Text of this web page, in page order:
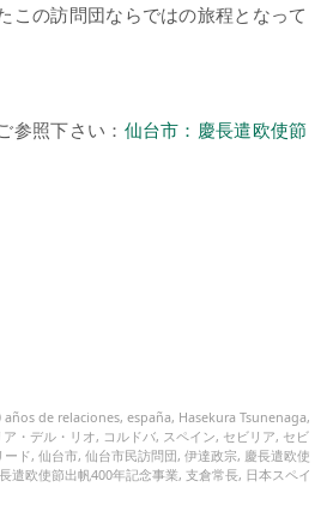
この訪問団ならではの旅程となって
参照下さい： 仙台市：慶長遣欧使節
años de relaciones,españa, Hasekura Tsunenaga,
ア・デル・リオ, コルドバ, スペイン, セビリア, セビ
ード,仙台市,仙台市民訪問団,伊達政宗, 慶長遣欧使
遣欧使節出帆400年記念事業,支倉常長, 日本スペイ